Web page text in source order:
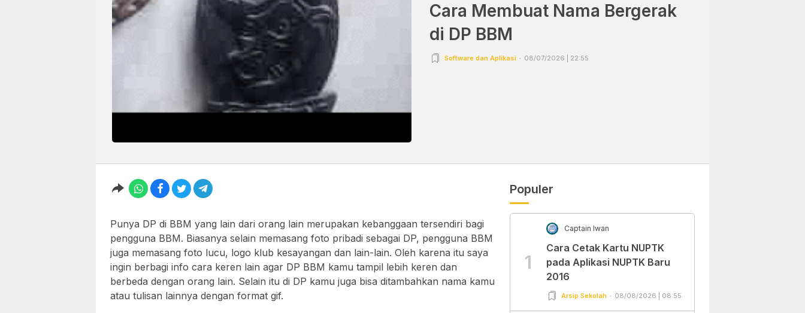
Cara Membuat Nama Bergerak
di DP BBM
Software dan Aplikasi 08/07/2026 | 22:55
Punya DP di BBM yang lain dari orang lain merupakan kebanggaan tersendiri bagi
pengguna BBM. Biasanya selain memasang foto pribadi sebagai DP, pengguna BBM
juga memasang foto lucu, logo klub kesayangan dan lain-lain. Oleh karena itu saya
ingin berbagi info cara keren lain agar DP BBM kamu tampil lebih keren dan
berbeda dengan orang lain. Selain itu di DP kamu juga bisa ditambahkan nama kamu
atau tulisan lainnya dengan format gif.
Populer
1
Captain Iwan
Cara Cetak Kartu NUPTK
pada Aplikasi NUPTK Baru
2016
Arsip Sekolah 08/08/2026 | 08:55